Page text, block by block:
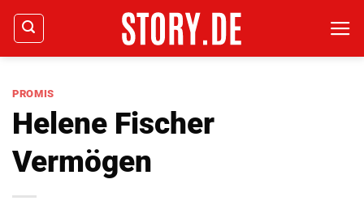
Zum
Inhalt
springen
PROMIS
Helene Fischer
Vermögen